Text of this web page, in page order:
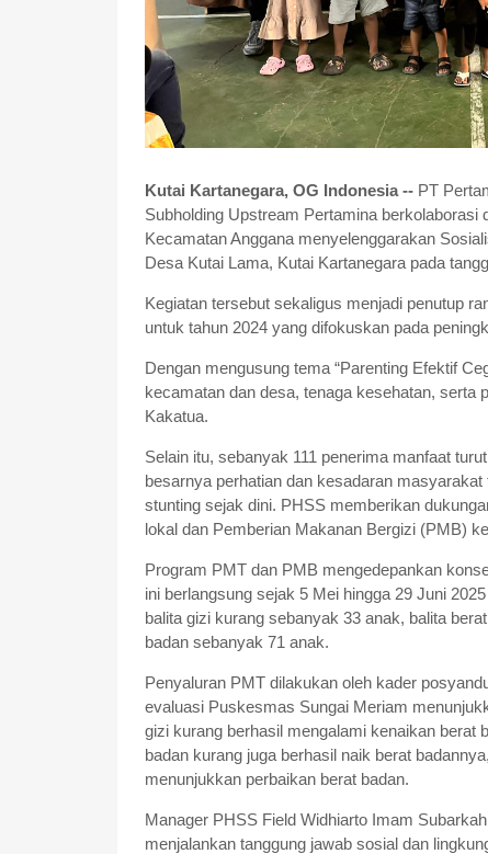
Kutai Kartanegara, OG Indonesia -- PT
Subholding Upstream Pertamina
Kecamatan Anggana menyelenggarakan
Desa Kutai Lama, Kutai Kartanegara pada
Kegiatan tersebut sekaligus menjadi penutup
untuk tahun 2024 yang difokuskan pada
Dengan mengusung tema “Parenting Efektif
kecamatan dan desa, tenaga kesehatan, serta
Kakatua.
Selain itu, sebanyak 111 penerima manfaat
besarnya perhatian dan kesadaran
stunting sejak dini. PHSS memberikan
lokal dan Pemberian Makanan Bergizi (PMB)
Program PMT dan PMB mengedepankan
ini berlangsung sejak 5 Mei hingga 29 Juni
balita gizi kurang sebanyak 33 anak, balita
badan sebanyak 71 anak.
Penyaluran PMT dilakukan oleh kader
evaluasi Puskesmas Sungai Meriam
gizi kurang berhasil mengalami kenaikan berat
badan kurang juga berhasil naik berat
menunjukkan perbaikan berat badan.
Manager PHSS Field Widhiarto Imam
menjalankan tanggung jawab sosial dan